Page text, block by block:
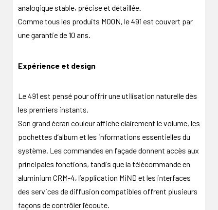
analogique stable, précise et détaillée.
Comme tous les produits MOON, le 491 est couvert par
une garantie de 10 ans.
Expérience et design
Le 491 est pensé pour offrir une utilisation naturelle dès
les premiers instants.
Son grand écran couleur affiche clairement le volume, les
pochettes d’album et les informations essentielles du
système. Les commandes en façade donnent accès aux
principales fonctions, tandis que la télécommande en
aluminium CRM-4, l’application MiND et les interfaces
des services de diffusion compatibles offrent plusieurs
façons de contrôler l’écoute.